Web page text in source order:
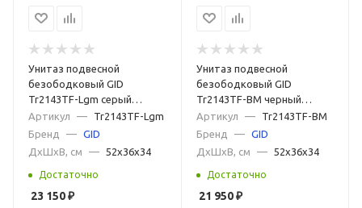
Унитаз подвесной
безободковый GID
Tr2143TF-Lgm серый
матовый с сиденьем
микролифт
Артикул —
Tr2143TF-Lgm
Бренд
— GID
ДxШxВ, см
— 52x36x34
Достаточно
23 150₽
Унитаз подвесной
безободковый GID
Tr2143TF-BM черный
матовый с сиденьем
микролифт
Артикул —
Tr2143TF-BM
Бренд
—
GID
ДxШxВ, см
— 52x36x34
Достаточно
21 950₽